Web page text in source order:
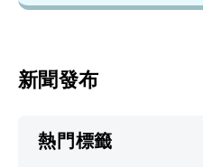
新聞發布
熱門標籤